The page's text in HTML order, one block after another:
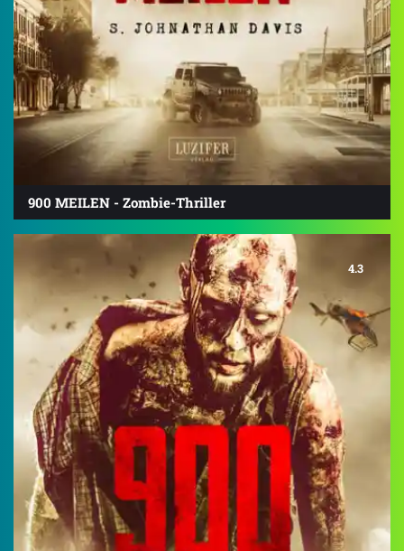
900 MEILEN - Zombie-Thriller
4.3